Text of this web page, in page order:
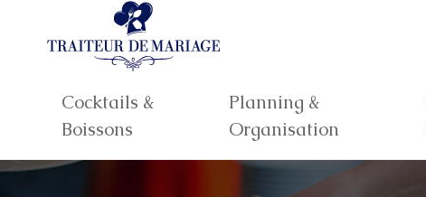
Cocktails &
Boissons
Planning &
Organisation